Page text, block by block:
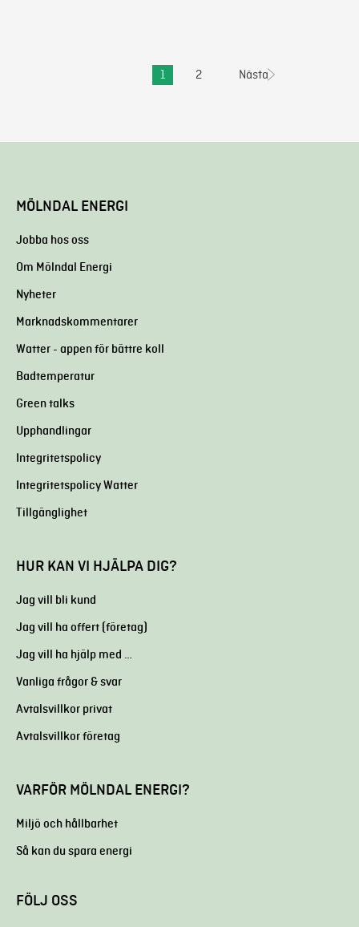
1 2 Nästa
MÖLNDAL ENERGI
Jobba hos oss
Om Mölndal Energi
Nyheter
Marknadskommentarer
Watter - appen för bättre koll
Badtemperatur
Green talks
Upphandlingar
Integritetspolicy
Integritetspolicy Watter
Tillgänglighet
HUR KAN VI HJÄLPA DIG?
Jag vill bli kund
Jag vill ha offert (företag)
Jag vill ha hjälp med …
Vanliga frågor & svar
Avtalsvillkor privat
Avtalsvillkor företag
VARFÖR MÖLNDAL ENERGI?
Miljö och hållbarhet
Så kan du spara energi
FÖLJ OSS